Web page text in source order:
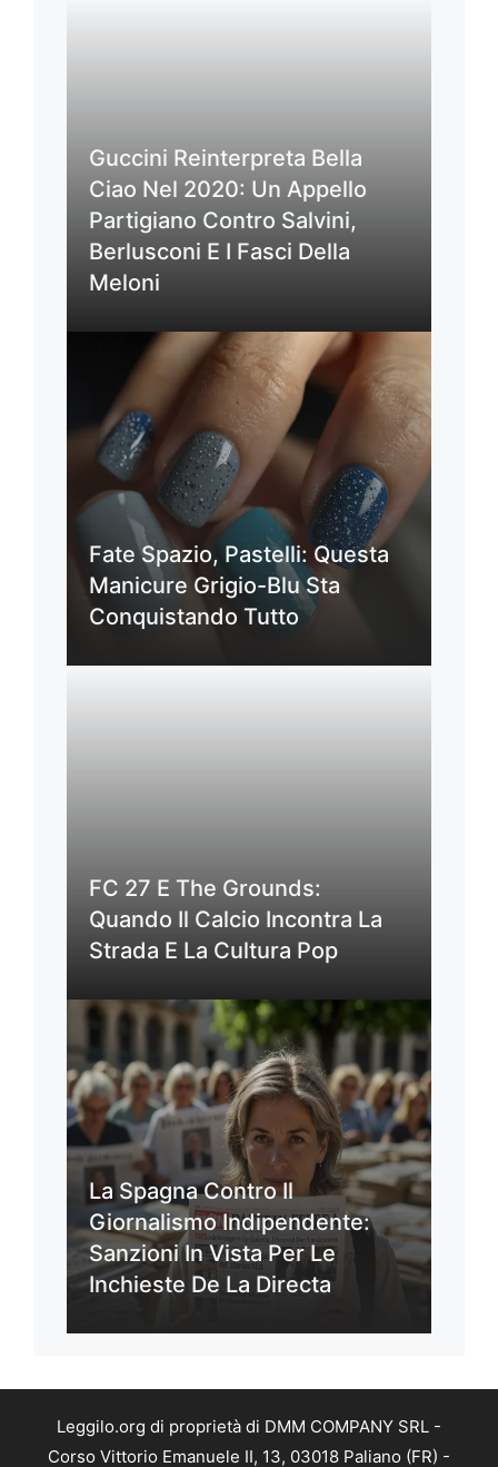
Guccini Reinterpreta Bella
Ciao Nel 2020: Un Appello
Partigiano Contro Salvini,
Berlusconi E I Fasci Della
Meloni
Fate Spazio, Pastelli: Questa
Manicure Grigio-Blu Sta
Conquistando Tutto
FC 27 E The Grounds:
Quando Il Calcio Incontra La
Strada E La Cultura Pop
La Spagna Contro Il
Giornalismo Indipendente:
Sanzioni In Vista Per Le
Inchieste De La Directa
Leggilo.org di proprietà di DMM COMPANY SRL -
Corso Vittorio Emanuele II, 13, 03018 Paliano (FR) -